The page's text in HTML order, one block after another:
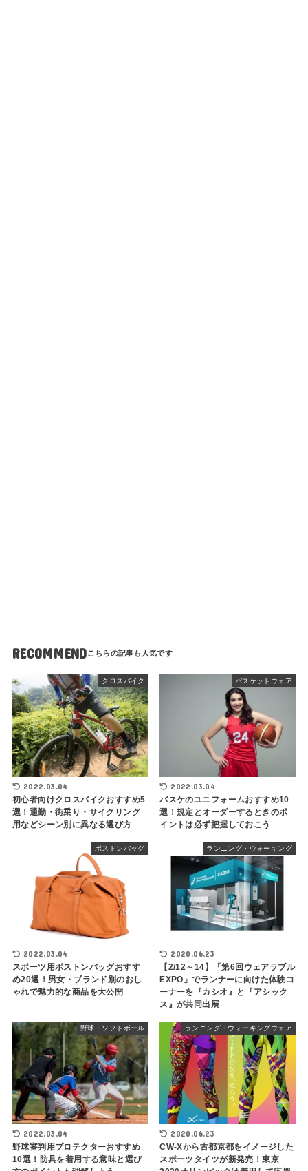
RECOMMEND
クロスバイク
2022.03.04
初心者向けクロスバイクおすすめ5
選！通勤・街乗り・サイクリング
用などシーン別に異なる選び方
バスケットウェア
2022.03.04
バスケのユニフォームおすすめ10
選！規定とオーダーするときのポ
イントは必ず把握しておこう
ボストンバッグ
2022.03.04
スポーツ用ボストンバッグおすす
め20選！男女・ブランド別のおし
ゃれで魅力的な商品を大公開
ランニング・ウォーキング
2020.06.23
【2/12～14】「第6回ウェアラブル
EXPO」でランナーに向けた体験コ
ーナーを『カシオ』と『アシック
ス』が共同出展
野球・ソフトボール
2022.03.04
野球審判用プロテクターおすすめ
10選！防具を着用する意味と選び
ランニング・ウォーキングウェア
2020.06.23
CW-Xから古都京都をイメージした
スポーツタイツが新発売！東京